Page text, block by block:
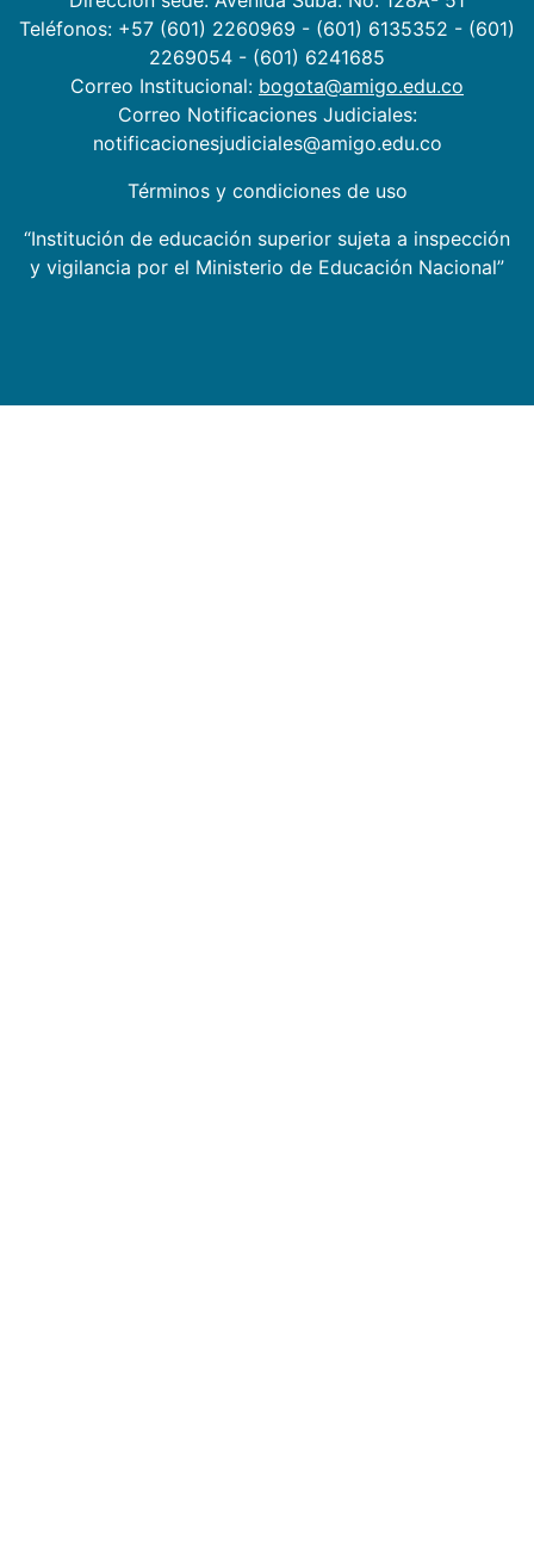
Teléfonos: +57 (601) 2260969 - (601) 6135352 - (601)
2269054 - (601) 6241685
Correo Institucional: bogota@amigo.edu.co
Correo Notificaciones Judiciales:
notificacionesjudiciales@amigo.edu.co
Términos y condiciones de uso
“Institución de educación superior sujeta a inspección
y vigilancia por el Ministerio de Educación Nacional”